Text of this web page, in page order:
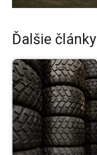
Ďalšie články